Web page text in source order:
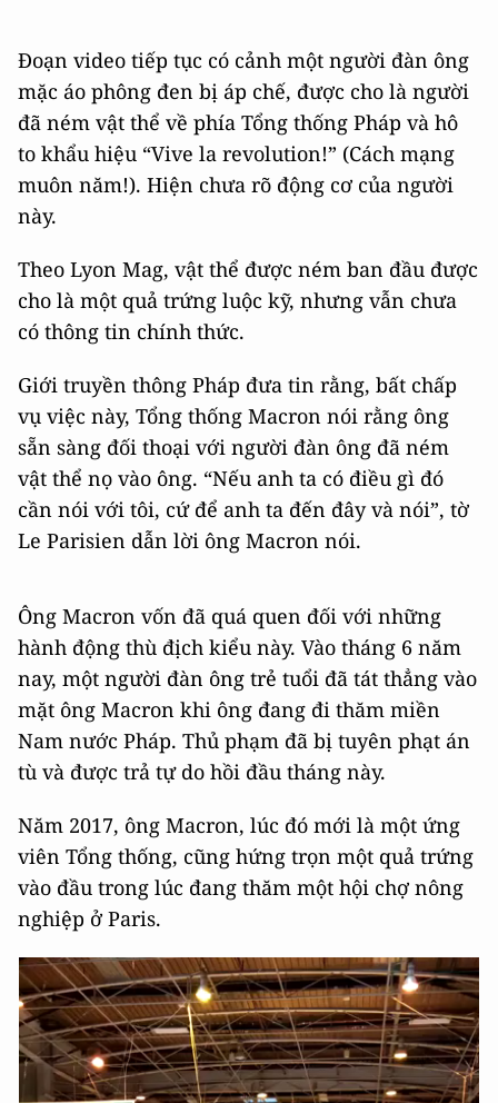
Đoạn video tiếp tục có cảnh một người đàn ông
mặc áo phông đen bị áp chế, được cho là người
đã ném vật thể về phía Tổng thống Pháp và hô
to khẩu hiệu “Vive la revolution!” (Cách mạng
muôn năm!). Hiện chưa rõ động cơ của người
này.
Theo Lyon Mag, vật thể được ném ban đầu được
cho là một quả trứng luộc kỹ, nhưng vẫn chưa
có thông tin chính thức.
Giới truyền thông Pháp đưa tin rằng, bất chấp
vụ việc này, Tổng thống Macron nói rằng ông
sẵn sàng đối thoại với người đàn ông đã ném
vật thể nọ vào ông. “Nếu anh ta có điều gì đó
cần nói với tôi, cứ để anh ta đến đây và nói”, tờ
Le Parisien dẫn lời ông Macron nói.
Ông Macron vốn đã quá quen đối với những
hành động thù địch kiểu này. Vào tháng 6 năm
nay, một người đàn ông trẻ tuổi đã tát thẳng vào
mặt ông Macron khi ông đang đi thăm miền
Nam nước Pháp. Thủ phạm đã bị tuyên phạt án
tù và được trả tự do hồi đầu tháng này.
Năm 2017, ông Macron, lúc đó mới là một ứng
viên Tổng thống, cũng hứng trọn một quả trứng
vào đầu trong lúc đang thăm một hội chợ nông
nghiệp ở Paris.